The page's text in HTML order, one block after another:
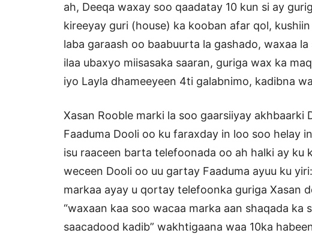
ah, Deeqa waxay soo qaadatay 10 kun si ay
kireeyay guri (house) ka kooban afar qol,
laba garaash oo baabuurta la gashado, waxaa
ilaa ubaxyo miisasaka saaran, guriga wax ka
iyo Layla dhameeyeen 4ti galabnimo, kadibna
Xasan Rooble marki la soo gaarsiiyay akhbaarki
Faaduma Dooli oo ku faraxday in loo soo helay
isu raaceen barta telefoonada oo ah halki ay ku
weceen Dooli oo uu gartay Faaduma ayuu ku
markaa ayay u qortay telefoonka guriga Xasan
“waxaan kaa soo wacaa marka aan shaqada ka
saacadood kadib” wakhtigaana waa 10ka